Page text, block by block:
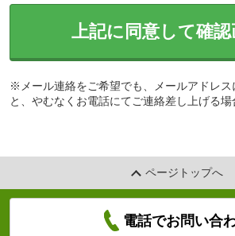
上記に同意して確
※メール連絡をご希望でも、メールアドレス
と、やむなくお電話にてご連絡差し上げる場
ページトップへ
電話でお問い合